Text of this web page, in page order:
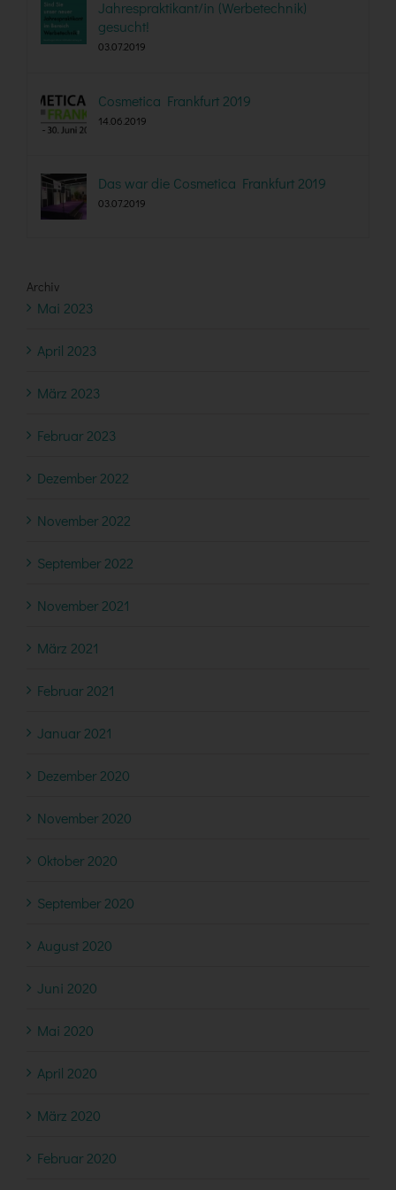
Jahrespraktikant/in (Werbetechnik)
gesucht!
03.07.2019
Cosmetica Frankfurt 2019
14.06.2019
Das war die Cosmetica Frankfurt 2019
03.07.2019
Archiv
Mai 2023
April 2023
März 2023
Februar 2023
Dezember 2022
November 2022
September 2022
November 2021
März 2021
Februar 2021
Januar 2021
Dezember 2020
November 2020
Oktober 2020
September 2020
August 2020
Juni 2020
Mai 2020
April 2020
März 2020
Februar 2020